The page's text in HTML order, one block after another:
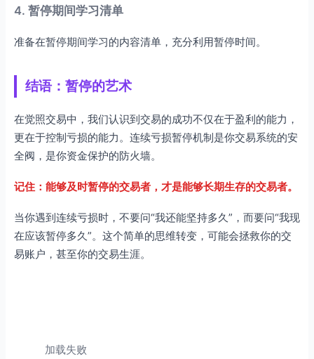
4. 暂停期间学习清单
准备在暂停期间学习的内容清单，充分利用暂停时间。
结语：暂停的艺术
在觉照交易中，我们认识到交易的成功不仅在于盈利的能力，
更在于控制亏损的能力。连续亏损暂停机制是你交易系统的安
全阀，是你资金保护的防火墙。
记住：能够及时暂停的交易者，才是能够长期生存的交易者。
当你遇到连续亏损时，不要问“我还能坚持多久”，而要问“我现
在应该暂停多久”。这个简单的思维转变，可能会拯救你的交
易账户，甚至你的交易生涯。
加载失败